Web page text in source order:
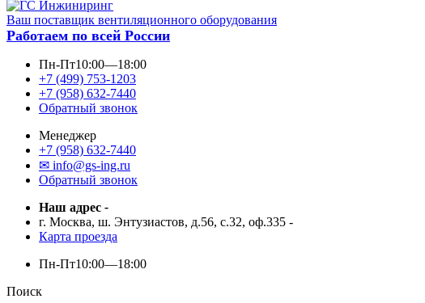
Ваш поставщик вентиляционного оборудования
Работаем по всей России
Пн-Пт10:00—18:00
+7 (499) 753-1203
+7 (958) 632-7440
Обратный звонок
Менеджер
+7 (958) 632-7440
✉ info@gs-ing.ru
Обратный звонок
Наш адрес -
г. Москва, ш. Энтузиастов, д.56, с.32, оф.335 -
Карта проезда
Пн-Пт10:00—18:00
Поиск